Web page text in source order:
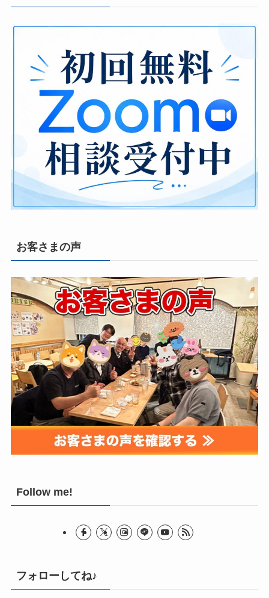
お客さまの声
Follow me!
フォローしてね♪